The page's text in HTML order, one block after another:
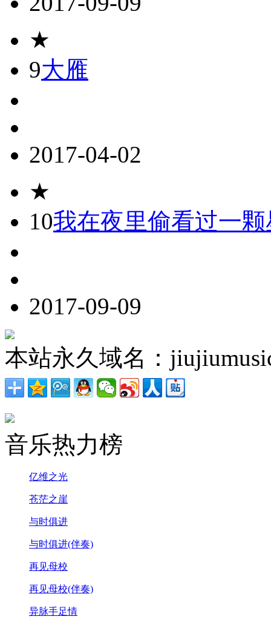
★
9大雁
2017-04-02
★
10我在夜里偷看过一
2017-09-09
本站永久域名：
音乐热力榜
亿维之光
苍茫之崖
与时俱进
与时俱进(伴奏)
再见母校
再见母校(伴奏)
异脉手足情